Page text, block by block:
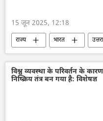
15 जून 2025, 12:18
राज्य भारत
विश्व व्यवस्था के परिवर्तन के
निष्क्रिय तंत्र बन गया है: विशेषज्ञ